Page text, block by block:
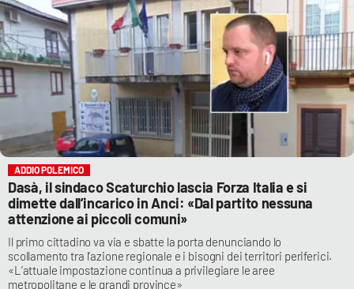
ADDIO POLEMICO
Dasà, il sindaco Scaturchio lascia Forza Italia e si
dimette dall’incarico in Anci: «Dal partito nessuna
attenzione ai piccoli comuni»
Il primo cittadino va via e sbatte la porta denunciando lo
scollamento tra l’azione regionale e i bisogni dei territori periferici.
«L’attuale impostazione continua a privilegiare le aree
metropolitane e le grandi province»